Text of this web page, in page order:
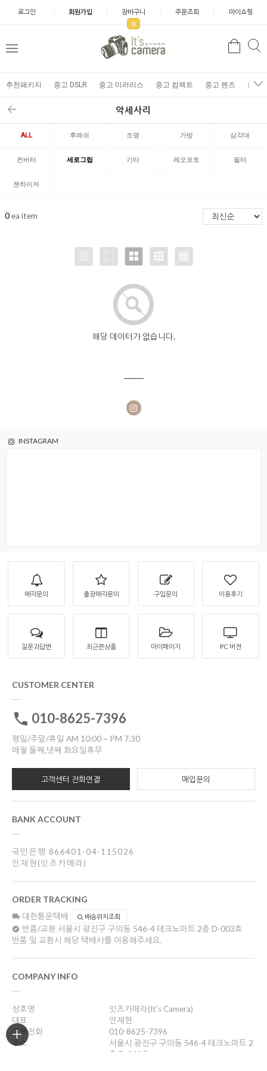
로그인 회원가입 장바구니
0
주문조회 마이쇼핑
추천패키지 중고 DSLR 중고 미러리스 중고 컴팩트 중고 렌즈 중고
악세사리
ALL 후레쉬 조명 가방 삼각대
컨버터 세로그립 기타 레오포토 필터
젠하이저
0ea item
해당 데이터가 없습니다.
INSTAGRAM
매각문의 출장매각문의 구입문의 이용후기
질문과답변 최근본상품 마이페이지 PC 버젼
CUSTOMER CENTER
010-8625-7396
평일/주말/휴일 AM 10:00 ~ PM 7:30
매월 둘째,넷째 화요일휴무
고객센터 전화연결 매입문의
BANK ACCOUNT
국민은행 866401-04-115026
안재현(잇츠카메라)
ORDER TRACKING
대한통운택배 배송위치조회
반품/교환 서울시 광진구 구의동 546-4 테크노마트 2층 D-003호
반품 및 교환시 해당 택배사를 이용해주세요.
COMPANY INFO
상호명
잇츠카메라(It's Camera)
대표
안재현
대표전화
010-8625-7396
주소
서울시 광진구 구의동 546-4 테크노마트 2
층 D-003호